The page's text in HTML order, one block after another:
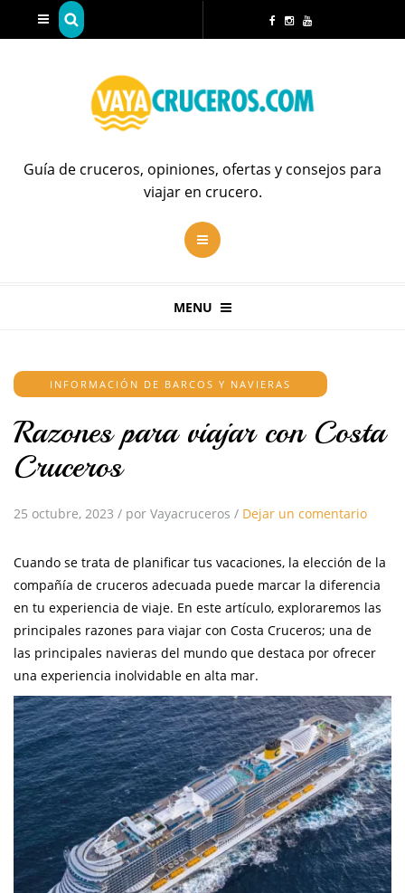
Guía de cruceros, opiniones, ofertas y consejos para
viajar en crucero.
MENU
INFORMACIÓN DE BARCOS Y NAVIERAS
Razones para viajar con Costa
Cruceros
25 octubre, 2023 / por Vayacruceros / Dejar un comentario
Cuando se trata de planificar tus vacaciones, la elección de la
compañía de cruceros adecuada puede marcar la diferencia
en tu experiencia de viaje. En este artículo, exploraremos las
principales razones para viajar con Costa Cruceros; una de
las principales navieras del mundo que destaca por ofrecer
una experiencia inolvidable en alta mar.